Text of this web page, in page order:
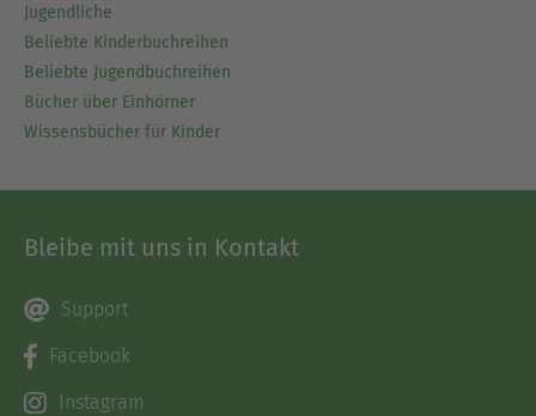
Jugendliche
Beliebte Kinderbuchreihen
Beliebte Jugendbuchreihen
Bücher über Einhörner
Wissensbücher für Kinder
Bleibe mit uns in Kontakt
Support
Facebook
Instagram